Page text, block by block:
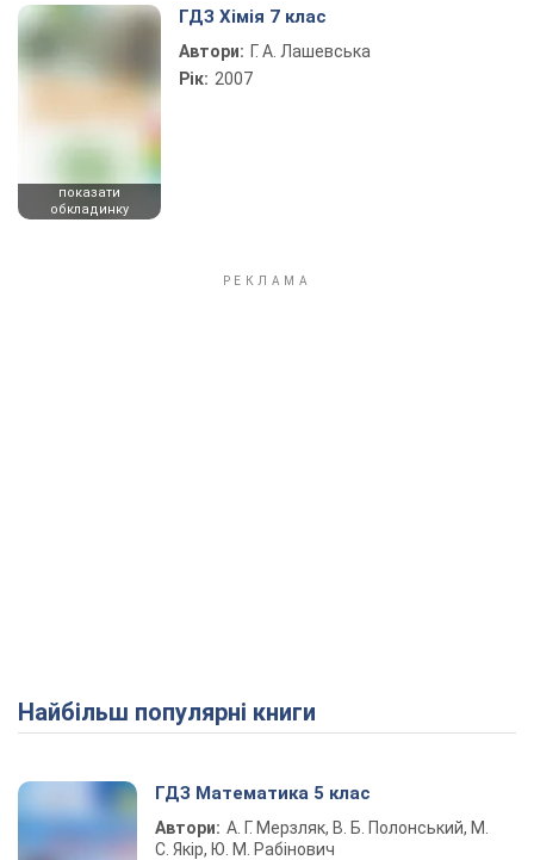
показати
обкладинку
ГДЗ Хімія 7 клас
Автори: Г. А. Лашевська
Рік: 2007
Найбільш популярні книги
ГДЗ Математика 5 клас
Автори: А. Г. Мерзляк, В. Б. Полонський, М.
С. Якір, Ю. М. Рабінович